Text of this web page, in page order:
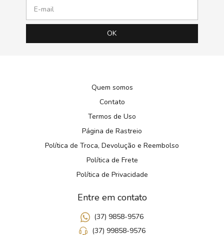
Quem somos
Contato
Termos de Uso
Página de Rastreio
Política de Troca, Devolução e Reembolso
Política de Frete
Política de Privacidade
Entre em contato
(37) 9858-9576
(37) 99858-9576